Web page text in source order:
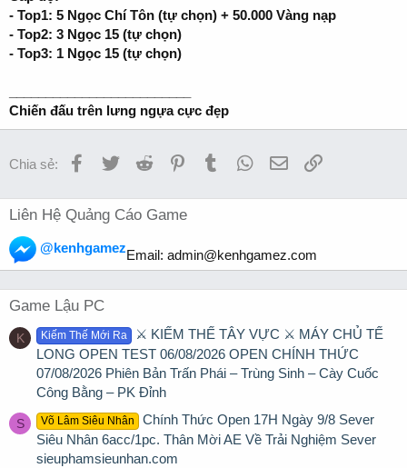
- Top1: 5 Ngọc Chí Tôn (tự chọn) + 50.000 Vàng nạp
- Top2: 3 Ngọc 15 (tự chọn)
- Top3: 1 Ngọc 15 (tự chọn)
Chiến đấu trên lưng ngựa cực đẹp
Chia sẻ: Facebook
TwitterReddit PinterestTumblrWhatsApp
EmailLink
Liên Hệ Quảng Cáo Game
@kenhgamezEmail: admin@kenhgamez.com
Game Lậu PC
K Kiếm Thế Mới Ra
⚔️ KIẾM THẾ TÂY VỰC ⚔️ MÁY CHỦ TẾ
LONG OPEN TEST 06/08/2026 OPEN CHÍNH THỨC
07/08/2026 Phiên Bản Trấn Phái – Trùng Sinh – Cày Cuốc
Công Bằng – PK Đỉnh
S Võ Lâm Siêu Nhân
Chính Thức Open 17H Ngày 9/8 Sever
Siêu Nhân 6acc/1pc. Thân Mời AE Về Trải Nghiệm Sever
sieuphamsieunhan.com